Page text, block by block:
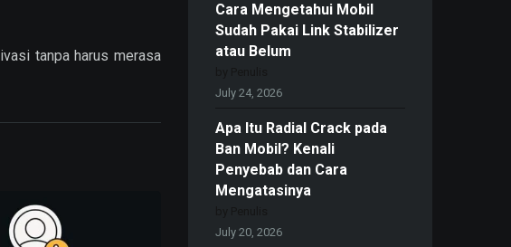
tanpa harus merasa
Cara Mengetahui Mobil
Sudah Pakai Link Stabilizer
atau Belum
July 24, 2026
Apa Itu Radial Crack pada
Ban Mobil? Kenali
Penyebab dan Cara
Mengatasinya
July 20, 2026